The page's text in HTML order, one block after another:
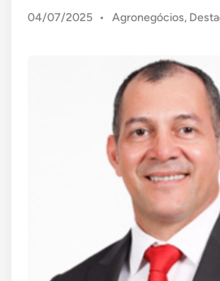
04/07/2025 •
Posted
Agronegócios,